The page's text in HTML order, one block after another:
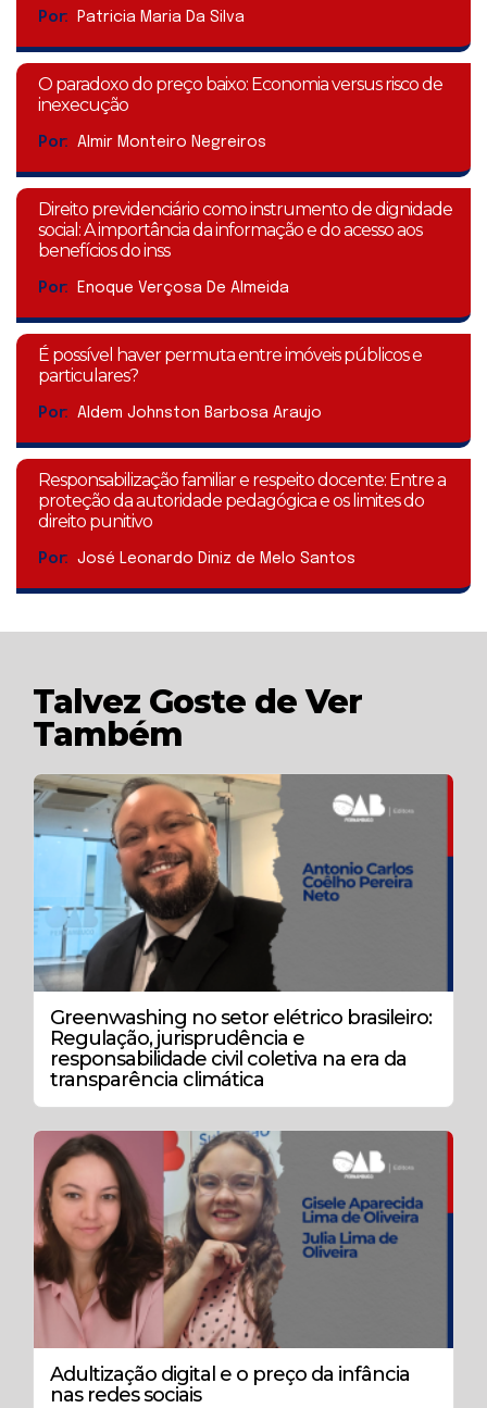
Por: Patricia Maria Da Silva
O paradoxo do preço baixo: Economia versus risco de
inexecução
Por: Almir Monteiro Negreiros
Direito previdenciário como instrumento de dignidade
social: A importância da informação e do acesso aos
benefícios do inss
Por: Enoque Verçosa De Almeida
É possível haver permuta entre imóveis públicos e
particulares?
Por: Aldem Johnston Barbosa Araujo
Responsabilização familiar e respeito docente: Entre a
proteção da autoridade pedagógica e os limites do
direito punitivo
Por: José Leonardo Diniz de Melo Santos
Talvez Goste de Ver
Também
Greenwashing no setor elétrico brasileiro:
Regulação, jurisprudência e
responsabilidade civil coletiva na era da
transparência climática
Adultização digital e o preço da infância
nas redes sociais